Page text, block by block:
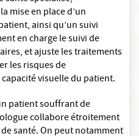
mise en place d’un
ainsi qu’un suivi
en charge le suivi de
et ajuste les traitements
les risques de
visuelle du patient.
patient souffrant de
collabore étroitement
santé. On peut notamment